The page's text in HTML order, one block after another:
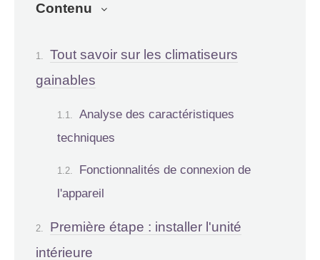
Contenu
Tout savoir sur les climatiseurs
gainables
Analyse des caractéristiques
techniques
Fonctionnalités de connexion de
l'appareil
Première étape : installer l'unité
intérieure